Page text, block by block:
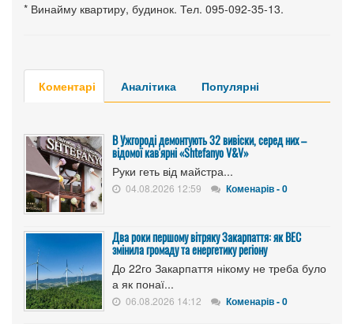
* Винайму квартиру, будинок. Тел. 095-092-35-13.
Коментарі Аналітика Популярні
В Ужгороді демонтують 32 вивіски, серед них –
відомої кав'ярні «Shtefanyo V&V»
Руки геть від майстра...
04.08.2026 12:59 Коменарів - 0
Два роки першому вітряку Закарпаття: як ВЕС
змінила громаду та енергетику регіону
До 22го Закарпаття нікому не треба було
а як понаї...
06.08.2026 14:12 Коменарів - 0